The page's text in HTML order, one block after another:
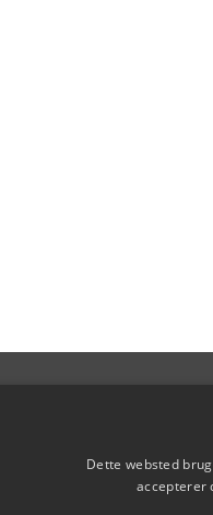
Dette websted
accepterer